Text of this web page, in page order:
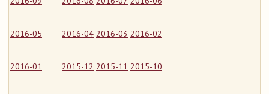
2016-05 2016-04 2016-03 2016-02
2016-01 2015-12 2015-11 2015-10